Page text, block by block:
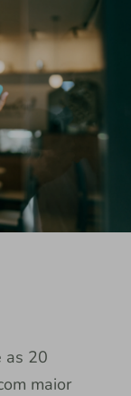
as 20
maior